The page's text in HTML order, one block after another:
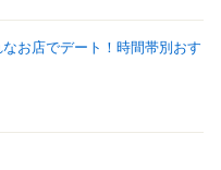
お店でデート！時間帯別おす